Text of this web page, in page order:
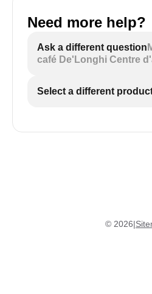
Need more help?
Ask a different question
café De'Longhi Centre
Select a different
© 2026|